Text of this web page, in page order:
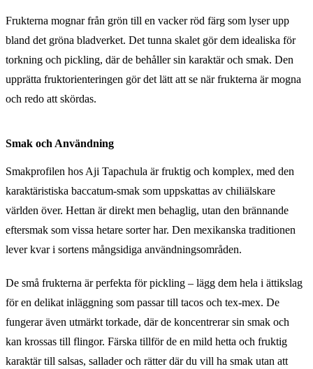
Frukterna mognar från grön till en vacker röd färg som lyser upp
bland det gröna bladverket. Det tunna skalet gör dem idealiska för
torkning och pickling, där de behåller sin karaktär och smak. Den
upprätta fruktorienteringen gör det lätt att se när frukterna är mogna
och redo att skördas.
Smak och Användning
Smakprofilen hos Aji Tapachula är fruktig och komplex, med den
karaktäristiska baccatum-smak som uppskattas av chiliälskare
världen över. Hettan är direkt men behaglig, utan den brännande
eftersmak som vissa hetare sorter har. Den mexikanska traditionen
lever kvar i sortens mångsidiga användningsområden.
De små frukterna är perfekta för pickling – lägg dem hela i ättikslag
för en delikat inläggning som passar till tacos och tex-mex. De
fungerar även utmärkt torkade, där de koncentrerar sin smak och
kan krossas till flingor. Färska tillför de en mild hetta och fruktig
karaktär till salsas, sallader och rätter där du vill ha smak utan att